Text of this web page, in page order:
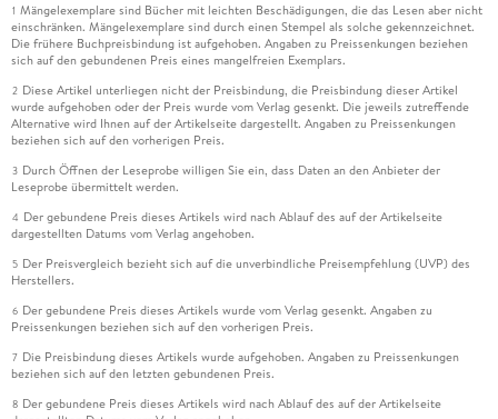
1 Mängelexemplare sind Bücher mit leichten Beschädigungen, die das Lesen aber nicht
einschränken. Mängelexemplare sind durch einen Stempel als solche gekennzeichnet.
Die frühere Buchpreisbindung ist aufgehoben. Angaben zu Preissenkungen beziehen
sich auf den gebundenen Preis eines mangelfreien Exemplars.
2 Diese Artikel unterliegen nicht der Preisbindung, die Preisbindung dieser Artikel
wurde aufgehoben oder der Preis wurde vom Verlag gesenkt. Die jeweils zutreffende
Alternative wird Ihnen auf der Artikelseite dargestellt. Angaben zu Preissenkungen
beziehen sich auf den vorherigen Preis.
3 Durch Öffnen der Leseprobe willigen Sie ein, dass Daten an den Anbieter der
Leseprobe übermittelt werden.
4 Der gebundene Preis dieses Artikels wird nach Ablauf des auf der Artikelseite
dargestellten Datums vom Verlag angehoben.
5 Der Preisvergleich bezieht sich auf die unverbindliche Preisempfehlung (UVP) des
Herstellers.
6 Der gebundene Preis dieses Artikels wurde vom Verlag gesenkt. Angaben zu
Preissenkungen beziehen sich auf den vorherigen Preis.
7 Die Preisbindung dieses Artikels wurde aufgehoben. Angaben zu Preissenkungen
beziehen sich auf den letzten gebundenen Preis.
8 Der gebundene Preis dieses Artikels wird nach Ablauf des auf der Artikelseite